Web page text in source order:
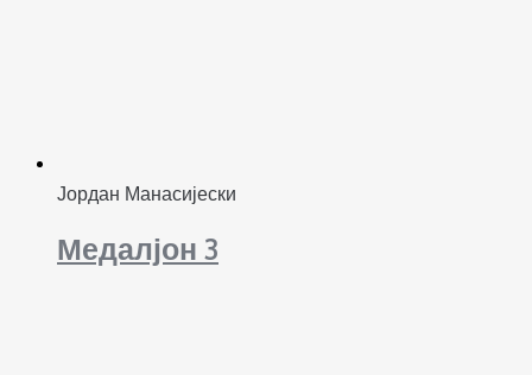
Јордан Манасијески
Медалјон 3